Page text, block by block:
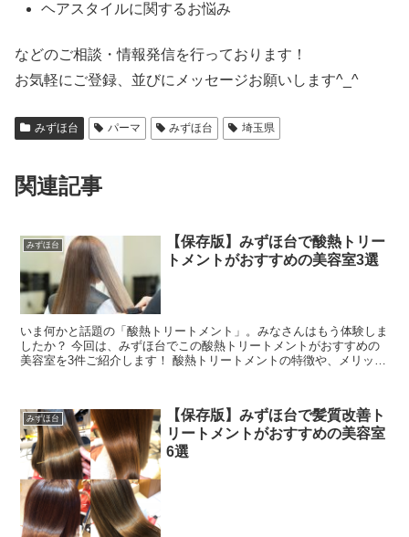
ヘアスタイルに関するお悩み
などのご相談・情報発信を行っております！
お気軽にご登録、並びにメッセージお願いします^_^
みずほ台 パーマ みずほ台 埼玉県
関連記事
みずほ台
【保存版】みずほ台で酸熱トリー
トメントがおすすめの美容室3選
いま何かと話題の「酸熱トリートメント」。みなさんはもう体験しま
したか？ 今回は、みずほ台でこの酸熱トリートメントがおすすめの
美容室を3件ご紹介します！ 酸熱トリートメントの特徴や、メリッ
みずほ台
【保存版】みずほ台で髪質改善ト
リートメントがおすすめの美容室
6選